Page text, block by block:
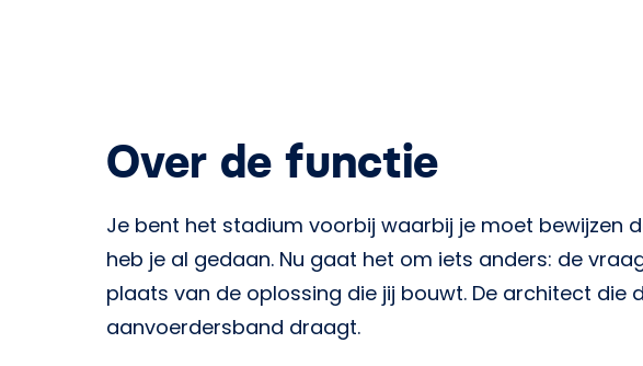
Over de functie
Je bent het stadium voorbij waarbij je moet bewijzen
heb je al gedaan. Nu gaat het om iets anders: de
plaats van de oplossing die jij bouwt. De architect die
aanvoerdersband draagt.